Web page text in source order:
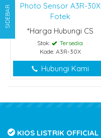
Photo Sensor A3R-30X
Fotek
*Harga Hubungi CS
Stok:
Tersedia
Kode: A3R-30X
Hubungi Kami
SIDEBAR
KIOS LISTRIK OFFICIAL